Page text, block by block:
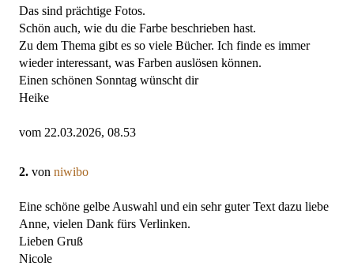
Das sind prächtige Fotos.
Schön auch, wie du die Farbe beschrieben hast.
Zu dem Thema gibt es so viele Bücher. Ich finde es immer
wieder interessant, was Farben auslösen können.
Einen schönen Sonntag wünscht dir
Heike
vom 22.03.2026, 08.53
2. von niwibo
Eine schöne gelbe Auswahl und ein sehr guter Text dazu liebe
Anne, vielen Dank fürs Verlinken.
Lieben Gruß
Nicole